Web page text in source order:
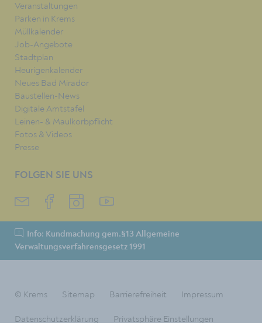
Veranstaltungen
Parken in Krems
Müllkalender
Job-Angebote
Stadtplan
Heurigenkalender
Neues Bad Mirador
Baustellen-News
Digitale Amtstafel
Leinen- & Maulkorbpflicht
Fotos & Videos
Presse
FOLGEN SIE UNS
Info: Kundmachung gem.§13 Allgemeine
Verwaltungsverfahrensgesetz 1991
© Krems Sitemap Barrierefreiheit Impressum
Datenschutzerklärung Privatsphäre Einstellungen